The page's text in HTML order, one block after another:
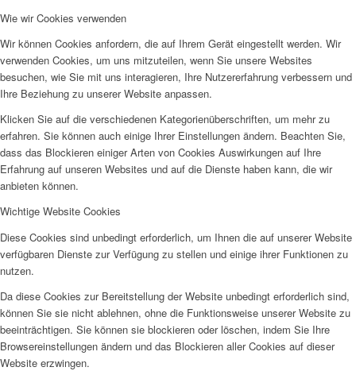
Familienbildungswerk (FBW)
Kinder und Jugend
Wie wir Cookies verwenden
Wir können Cookies anfordern, die auf Ihrem Gerät eingestellt werden. Wir
verwenden Cookies, um uns mitzuteilen, wenn Sie unsere Websites
besuchen, wie Sie mit uns interagieren, Ihre Nutzererfahrung verbessern und
Ihre Beziehung zu unserer Website anpassen.
Klicken Sie auf die verschiedenen Kategorienüberschriften, um mehr zu
erfahren. Sie können auch einige Ihrer Einstellungen ändern. Beachten Sie,
dass das Blockieren einiger Arten von Cookies Auswirkungen auf Ihre
Erfahrung auf unseren Websites und auf die Dienste haben kann, die wir
anbieten können.
Wichtige Website Cookies
Diese Cookies sind unbedingt erforderlich, um Ihnen die auf unserer Website
verfügbaren Dienste zur Verfügung zu stellen und einige ihrer Funktionen zu
nutzen.
Da diese Cookies zur Bereitstellung der Website unbedingt erforderlich sind,
können Sie sie nicht ablehnen, ohne die Funktionsweise unserer Website zu
beeinträchtigen. Sie können sie blockieren oder löschen, indem Sie Ihre
Browsereinstellungen ändern und das Blockieren aller Cookies auf dieser
Website erzwingen.